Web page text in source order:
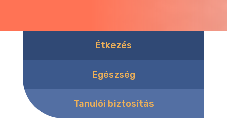
Étkezés
Egészség
Tanulói biztosítás